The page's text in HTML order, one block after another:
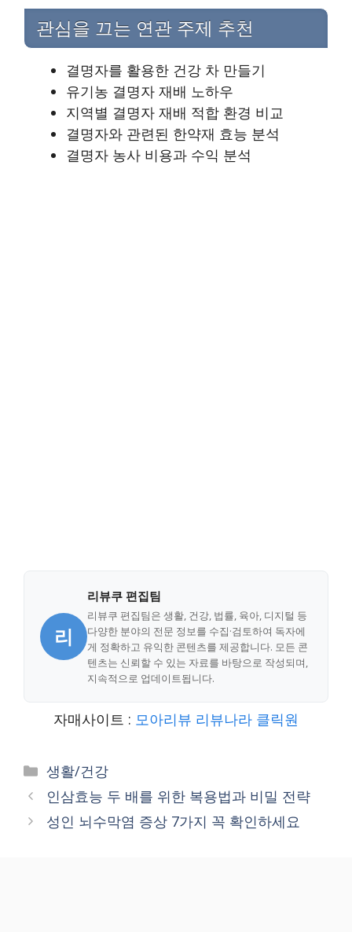
관심을 끄는 연관 주제 추천
결명자를 활용한 건강 차 만들기
유기농 결명자 재배 노하우
지역별 결명자 재배 적합 환경 비교
결명자와 관련된 한약재 효능 분석
결명자 농사 비용과 수익 분석
리
리뷰쿠 편집팀
리뷰쿠 편집팀은 생활, 건강, 법률, 육아, 디지털 등
다양한 분야의 전문 정보를 수집·검토하여 독자에
게 정확하고 유익한 콘텐츠를 제공합니다. 모든 콘
텐츠는 신뢰할 수 있는 자료를 바탕으로 작성되며,
지속적으로 업데이트됩니다.
자매사이트 : 모아리뷰 리뷰나라 클릭원
Categories
생활/건강
인삼효능 두 배를 위한 복용법과 비밀 전략
성인 뇌수막염 증상 7가지 꼭 확인하세요